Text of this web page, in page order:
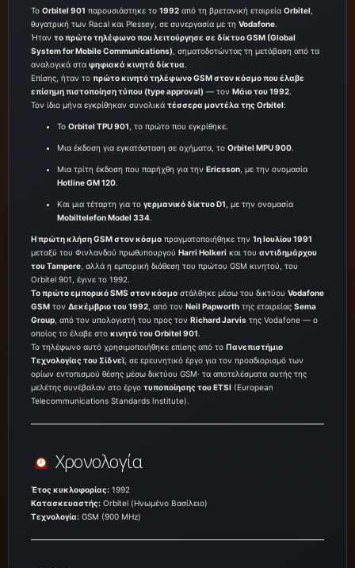
Το Orbitel 901 παρουσιάστηκε το 1992 από τη βρετανική εταιρεία Orbitel
θυγατρική των Racal και Plessey, σε συνεργασία με τη Vodafone
Ήταν το πρώτο τηλέφωνο που λειτούργησε σε δίκτυο GSM (Global
System for Mobile Communications) , σηματοδοτώντας τη μετάβαση από τα
αναλογικά στα ψηφιακά κινητά δίκτυα
Επίσης, ήταν το πρώτο κινητό τηλέφωνο GSM στον κόσμο που έλαβε
επίσημη πιστοποίηση τύπου (type approval) — τον Μάιο του 1992
Τον ίδιο μήνα εγκρίθηκαν συνολικά τέσσερα μοντέλα της Orbitel:
Το Orbitel TPU 901 , το πρώτο που εγκρίθηκε.
Μια έκδοση για εγκατάσταση σε οχήματα, το Orbitel MPU 900.
Μια τρίτη έκδοση που παρήχθη για την Ericsson, με την ονομασία
Hotline GM 120.
Και μια τέταρτη για το γερμανικό δίκτυο D1 , με την ονομασία
Mobiltelefon Model 334.
Η πρώτη κλήση GSM στον κόσμο πραγματοποιήθηκε την 1η Ιουλίου 1991
μεταξύ του Φινλανδού πρωθυπουργού Harri Holkeri και του αντιδημάρχου
του Tampere , αλλά η εμπορική διάθεση του πρώτου GSM κινητού, του
Orbitel 901, έγινε το 1992.
Το πρώτο εμπορικό SMS στον κόσμο στάλθηκε μέσω του δικτύου Vodafone
GSM τον Δεκέμβριο του 1992 , από τον Neil Papworth της εταιρείας Sema
Group , από τον υπολογιστή του προς τον Richard Jarvis της Vodafone — ο
οποίος το έλαβε στο κινητό του Orbitel 901
Το τηλέφωνο αυτό χρησιμοποιήθηκε επίσης από το Πανεπιστήμιο
Τεχνολογίας του Σίδνεϊ , σε ερευνητικό έργο για τον προσδιορισμό των
ορίων εντοπισμού θέσης μέσω δικτύου GSM· τα αποτελέσματα αυτής της
μελέτης συνέβαλαν στο έργο τυποποίησης του ETSI (European
Telecommunications Standards Institute).
Χρονολογία
Έτος κυκλοφορίας: 1992
Κατασκευαστής: Orbitel (Ηνωμένο Βασίλειο)
Τεχνολογία: GSM (900 MHz)